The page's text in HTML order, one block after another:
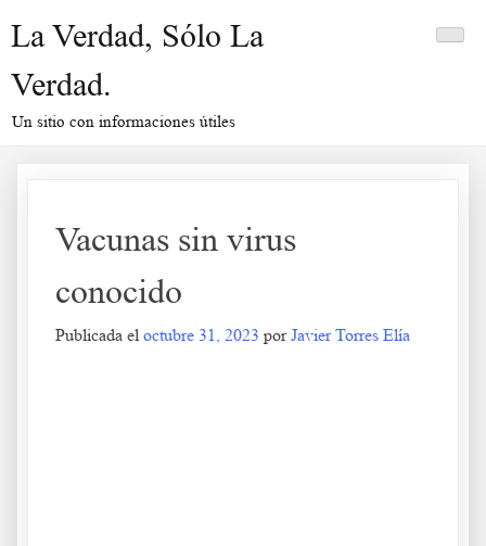
La Verdad, Sólo La
Verdad.
Un sitio con informaciones útiles
Vacunas sin virus
conocido
Publicada el octubre 31, 2023 porJavier Torres Elía